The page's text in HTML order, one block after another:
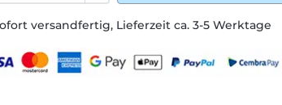
versandfertig, Lieferzeit ca. 3-5 Werktage